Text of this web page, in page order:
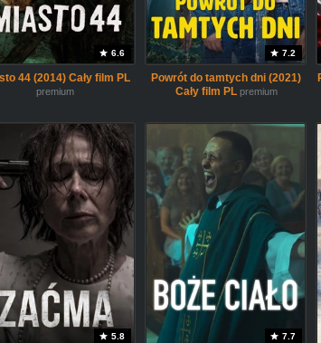
6.6
44 (2014) Cały film PL
premium
7.2
Powrót do tamtych dni (2021)
Cały film PL premium
5.8 7.7